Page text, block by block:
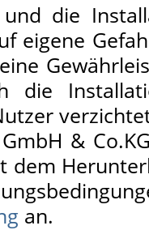
die
eigene
die
&
dem
an.